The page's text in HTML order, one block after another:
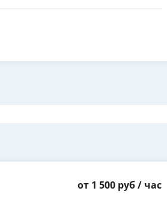
от 1 500 руб / час